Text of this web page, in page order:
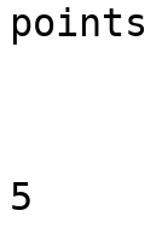
points
5